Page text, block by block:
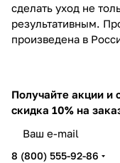
сделать уход не
результативным.
произведена в
Получайте акции и
скидка 10% на
8 (800) 555-92-86